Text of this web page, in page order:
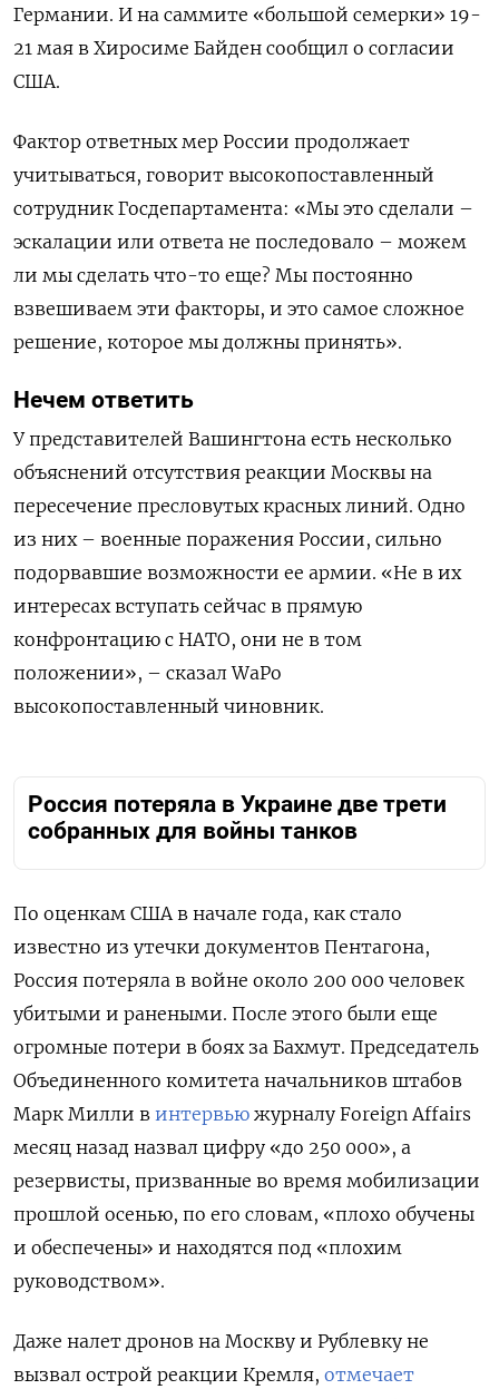
Германии. И на саммите «большой семерки» 19-
21 мая в Хиросиме Байден сообщил о согласии
США.
Фактор ответных мер России продолжает
учитываться, говорит высокопоставленный
сотрудник Госдепартамента: «Мы это сделали –
эскалации или ответа не последовало – можем
ли мы сделать что-то еще? Мы постоянно
взвешиваем эти факторы, и это самое сложное
решение, которое мы должны принять».
Нечем ответить
У представителей Вашингтона есть несколько
объяснений отсутствия реакции Москвы на
пересечение пресловутых красных линий. Одно
из них – военные поражения России, сильно
подорвавшие возможности ее армии. «Не в их
интересах вступать сейчас в прямую
конфронтацию с НАТО, они не в том
положении», – сказал WaPo
высокопоставленный чиновник.
Россия потеряла в Украине две трети
собранных для войны танков
По оценкам США в начале года, как стало
известно из утечки документов Пентагона,
Россия потеряла в войне около 200 000 человек
убитыми и ранеными. После этого были еще
огромные потери в боях за Бахмут. Председатель
Объединенного комитета начальников штабов
Марк Милли в интервью журналу Foreign Affairs
месяц назад назвал цифру «до 250 000», а
резервисты, призванные во время мобилизации
прошлой осенью, по его словам, «плохо обучены
и обеспечены» и находятся под «плохим
руководством».
Даже налет дронов на Москву и Рублевку не
вызвал острой реакции Кремля, отмечает